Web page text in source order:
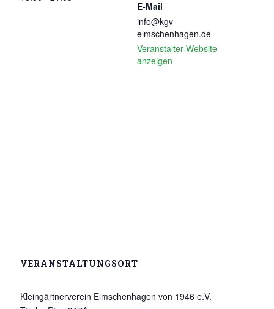
E-Mail
info@kgv-
elmschenhagen.de
Veranstalter-Website
anzeigen
VERANSTALTUNGSORT
Kleingärtnerverein Elmschenhagen von 1946 e.V.